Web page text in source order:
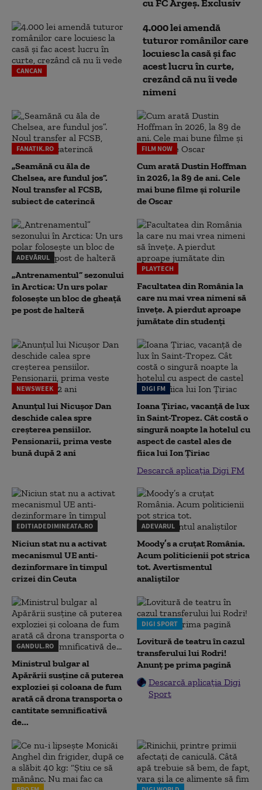
cu FC Argeş. Exclusiv
CANCAN
4.000 lei amendă
tuturor românilor care
locuiesc la casă și fac
acest lucru în curte,
crezând că nu îi vede
nimeni
FANATIK.RO
„Seamănă cu ăla de
Chelsea, are fundul jos”.
Noul transfer al FCSB,
subiect de caterincă
FILM NOW
Cum arată Dustin Hoffman
în 2026, la 89 de ani. Cele
mai bune filme și rolurile
de Oscar
ADEVĂRUL
„Antrenamentul” sezonului
în Arctica: Un urs polar
folosește un bloc de gheață
pe post de halteră
PLAYTECH
Facultatea din România la
care nu mai vrea nimeni să
înveţe. A pierdut aproape
jumătate din studenţi
NEWSWEEK
Anunțul lui Nicușor Dan
deschide calea spre
creșterea pensiilor.
Pensionarii, prima veste
bună după 2 ani
DIGI FM
Ioana Țiriac, vacanță de lux
în Saint-Tropez. Cât costă o
singură noapte la hotelul cu
aspect de castel ales de
fiica lui Ion Țiriac
Descarcă aplicația Digi FM
EDITIADEDIMINEATA.RO
Niciun stat nu a activat
mecanismul UE anti-
dezinformare în timpul
crizei din Ceuta
ADEVARUL
Moody’s a cruțat România.
Acum politicienii pot strica
tot. Avertismentul
analiștilor
GANDUL.RO
Ministrul bulgar al
Apărării susține că puterea
exploziei și coloana de fum
arată că drona transporta o
cantitate semnificativă
de...
DIGI SPORT
Lovitură de teatru în cazul
transferului lui Rodri!
Anunț pe prima pagină
Descarcă aplicația Digi
Sport